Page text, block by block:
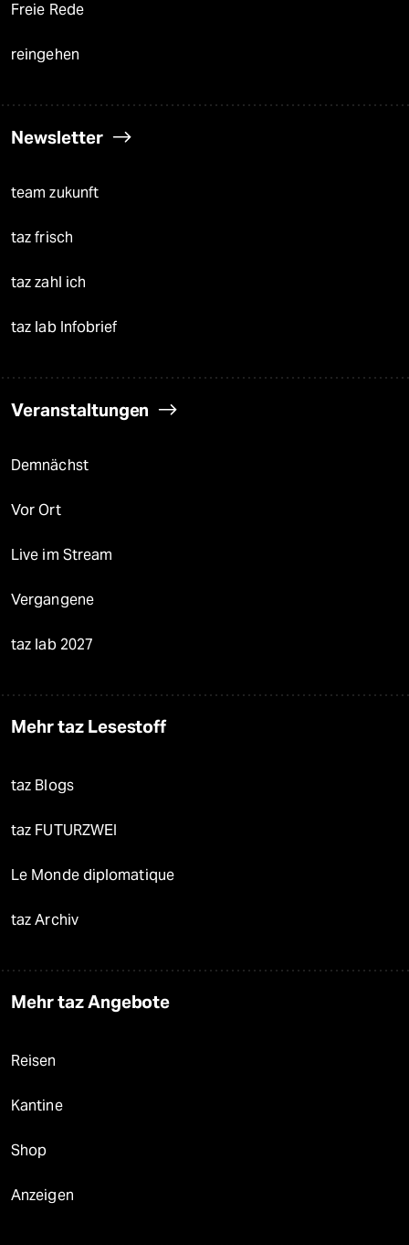
Freie Rede
reingehen
Newsletter
team zukunft
taz frisch
taz zahl ich
taz lab Infobrief
Veranstaltungen
Demnächst
Vor Ort
Live im Stream
Vergangene
taz lab 2027
Mehr taz Lesestoff
taz Blogs
taz FUTURZWEI
Le Monde diplomatique
taz Archiv
Mehr taz Angebote
Reisen
Kantine
Shop
Anzeigen